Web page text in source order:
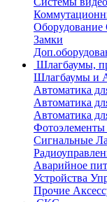
Замки
Шлагбаумы,
Шлагбаумы и
Автоматика
Автоматика
Автоматика
Сигнальные
Аварийное
Устройства
Прочие